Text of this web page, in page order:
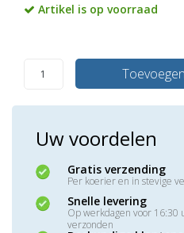
Artikel is op voorraad
Uw voordelen
Gratis verzending
Per koerier en in stevige
Snelle levering
Op werkdagen voor 16:30
verzonden